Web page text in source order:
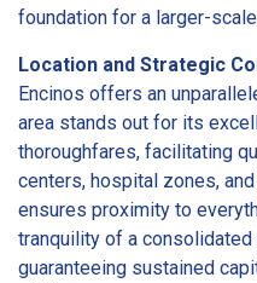
foundation for a larger-
Location and Strategic
Encinos offers an
area stands out for its
thoroughfares, facilitating
centers, hospital zones,
ensures proximity to
tranquility of a
guaranteeing sustained